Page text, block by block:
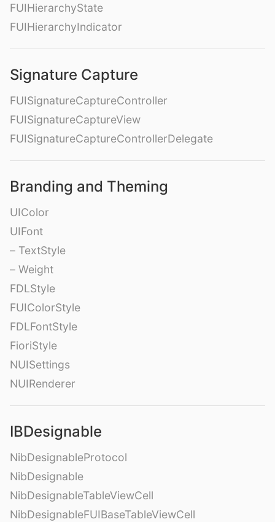
FUIHierarchyState
FUIHierarchyIndicator
Signature Capture
FUISignatureCaptureController
FUISignatureCaptureView
FUISignatureCaptureControllerDelegate
Branding and Theming
UIColor
UIFont
– TextStyle
– Weight
FDLStyle
FUIColorStyle
FDLFontStyle
FioriStyle
NUISettings
NUIRenderer
IBDesignable
NibDesignableProtocol
NibDesignable
NibDesignableTableViewCell
NibDesignableFUIBaseTableViewCell